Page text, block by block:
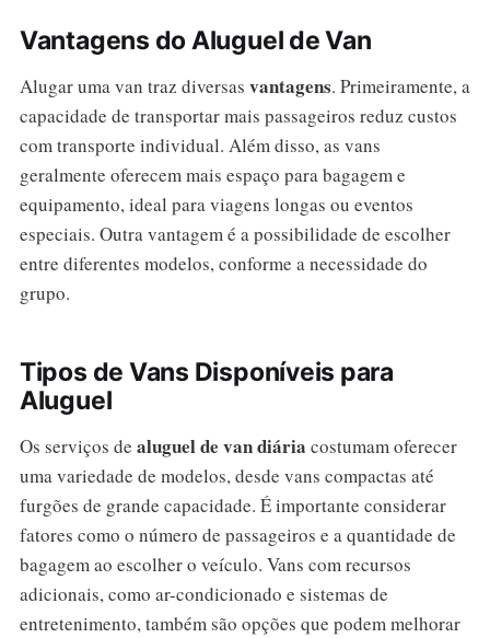
Vantagens do Aluguel de Van
Alugar uma van traz diversas vantagens. Primeiramente, a
capacidade de transportar mais passageiros reduz custos
com transporte individual. Além disso, as vans
geralmente oferecem mais espaço para bagagem e
equipamento, ideal para viagens longas ou eventos
especiais. Outra vantagem é a possibilidade de escolher
entre diferentes modelos, conforme a necessidade do
grupo.
Tipos de Vans Disponíveis para
Aluguel
Os serviços de aluguel de van diária costumam oferecer
uma variedade de modelos, desde vans compactas até
furgões de grande capacidade. É importante considerar
fatores como o número de passageiros e a quantidade de
bagagem ao escolher o veículo. Vans com recursos
adicionais, como ar-condicionado e sistemas de
entretenimento, também são opções que podem melhorar